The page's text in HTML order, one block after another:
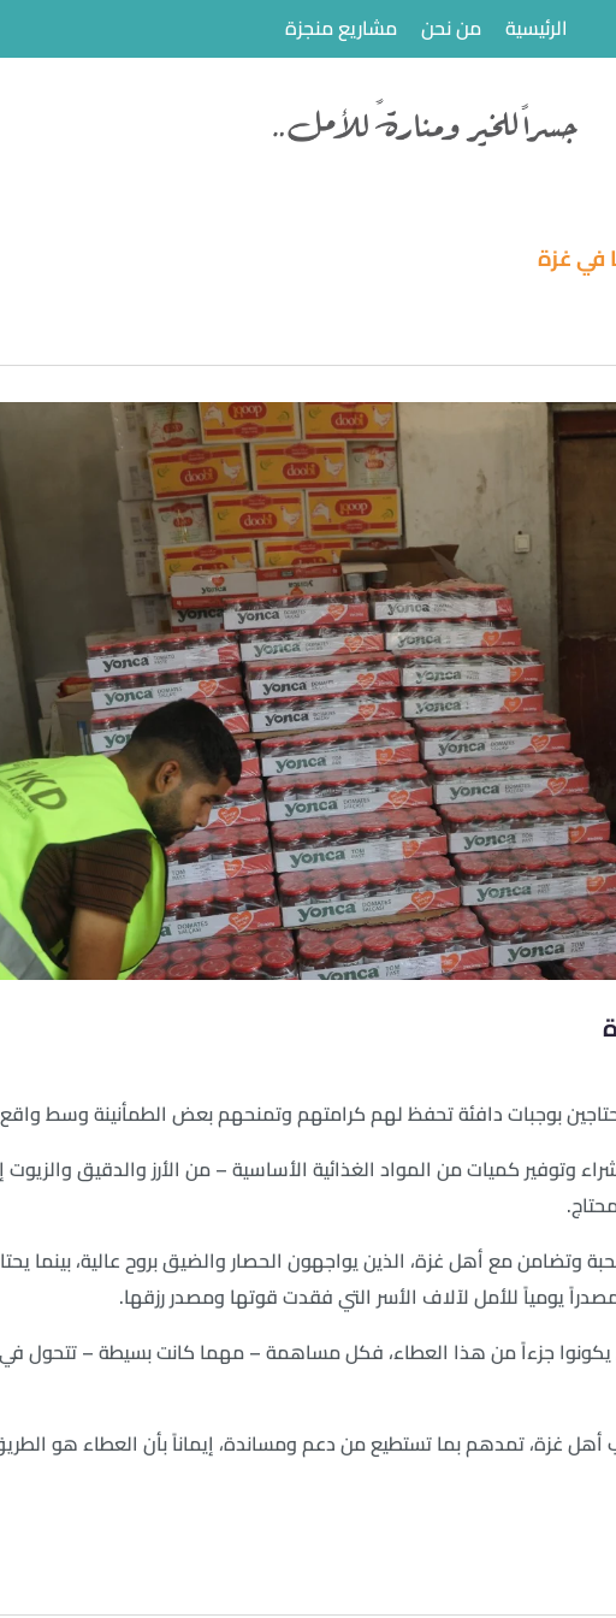
الرئيسية من نحن مشاريع منجزة
في غزة
بوجبات دافئة تحفظ لهم كرامتهم وتمنحهم بعض الطمأنينة وسط
وتوفير كميات من المواد الغذائية الأساسية – من الأرز والدقيق والزيوت
مع أهل غزة، الذين يواجهون الحصار والضيق بروح عالية، بينما
يومياً للأمل لآلاف الأسر التي فقدت قوتها ومصدر رزقها.
يكونوا جزءاً من هذا العطاء، فكل مساهمة – مهما كانت بسيطة – تتحول في
أهل غزة، تمدهم بما تستطيع من دعم ومساندة، إيماناً بأن العطاء هو